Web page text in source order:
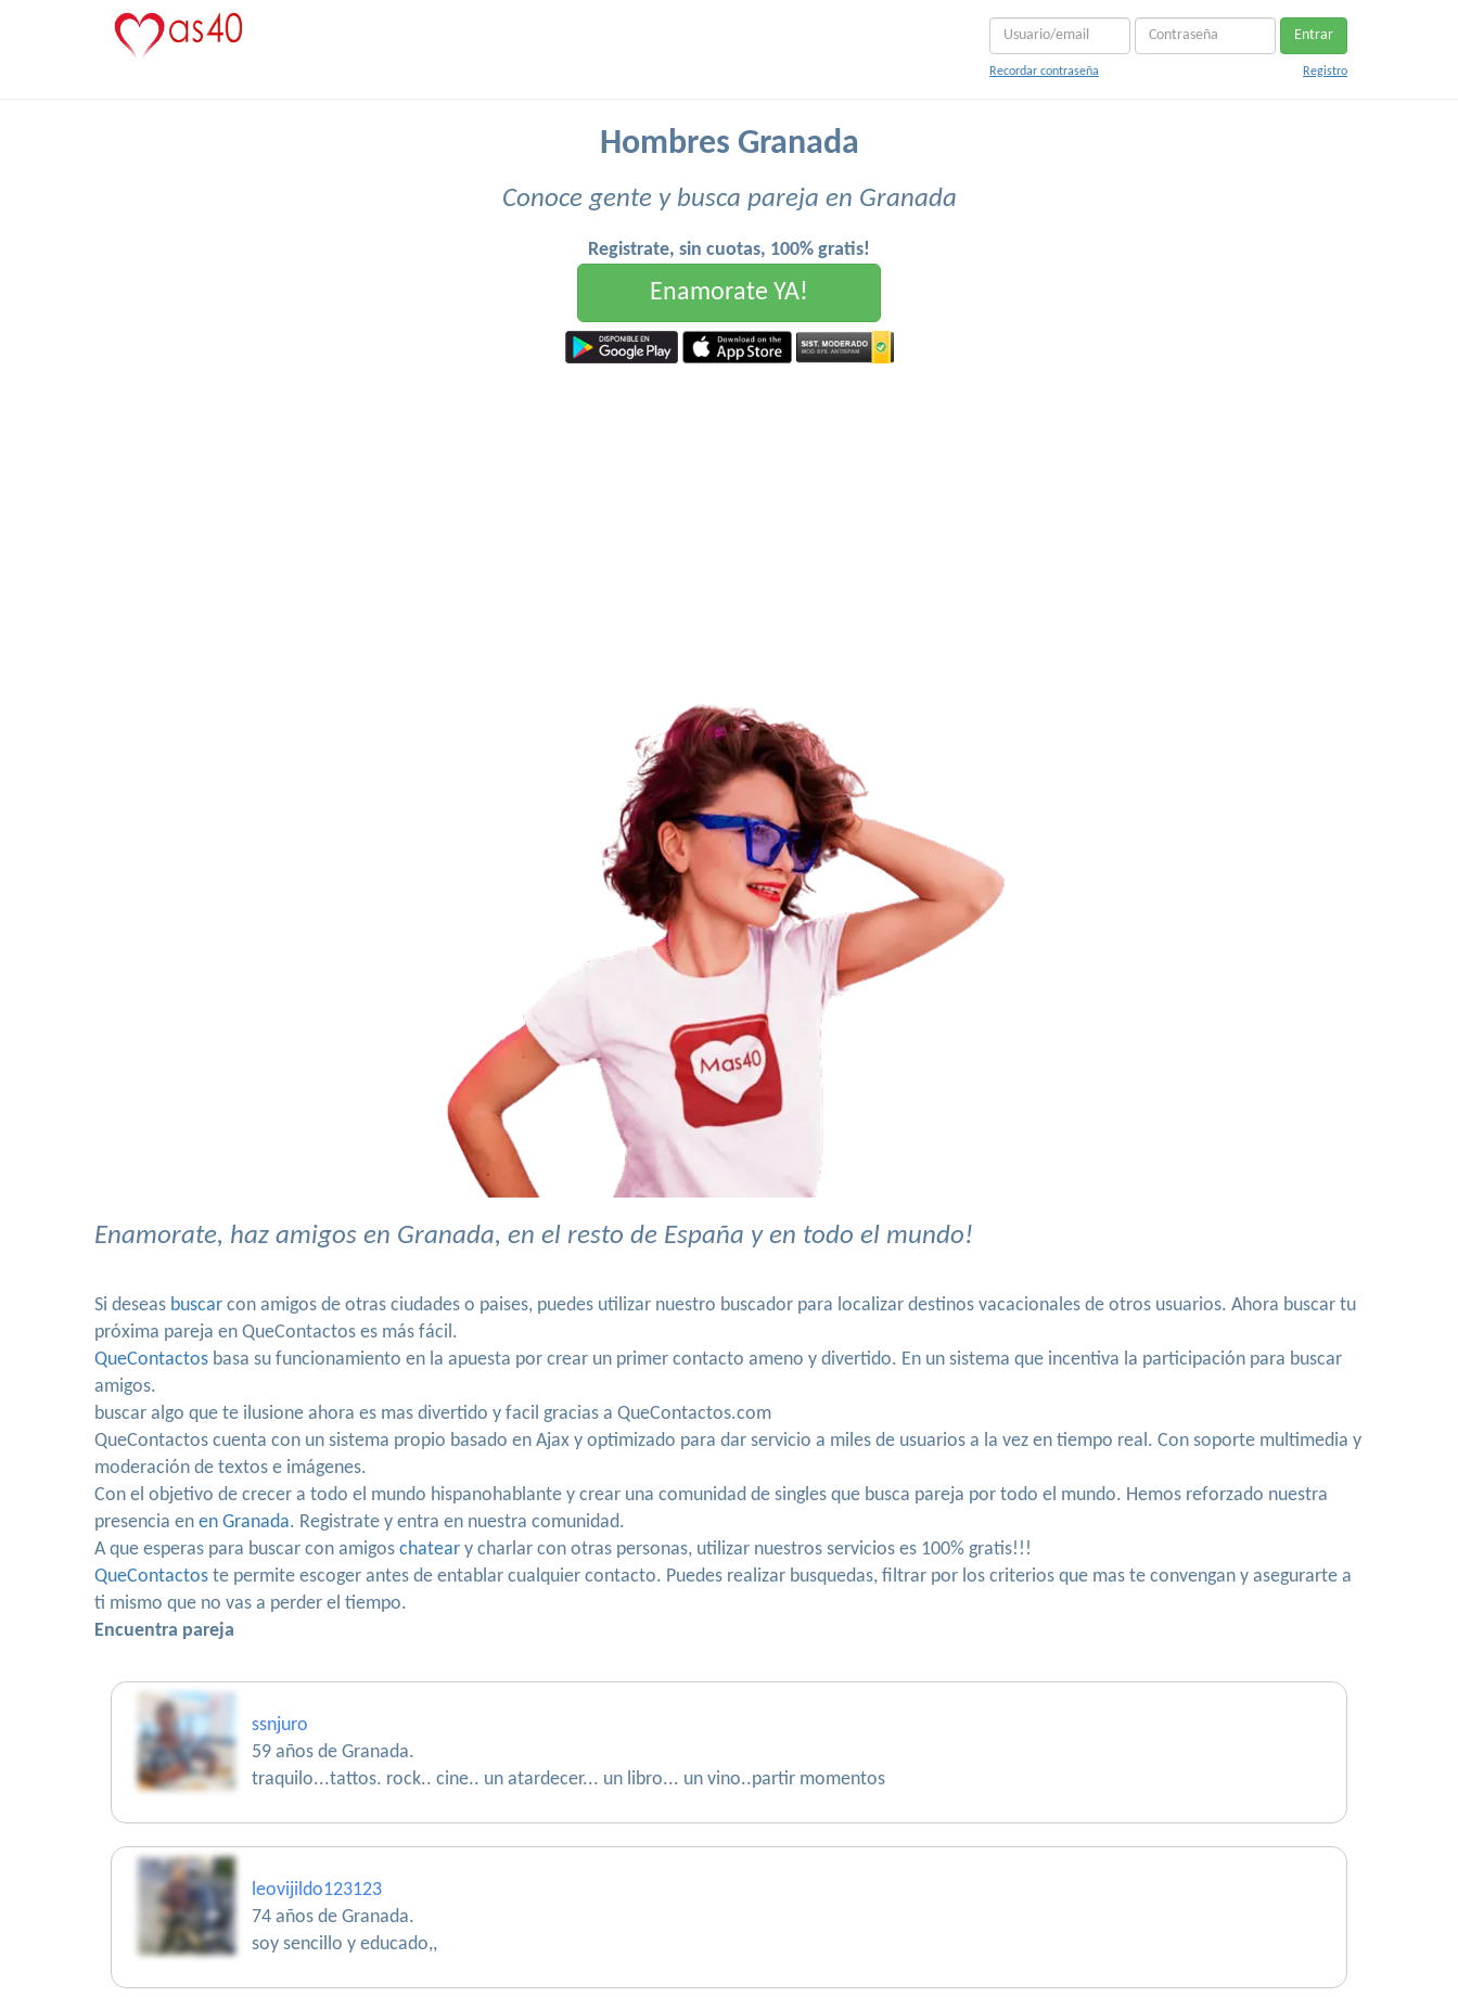
Entrar
Recordar contraseña Registro
Hombres Granada
Conoce gente y busca pareja en Granada
Registrate, sin cuotas, 100% gratis!
Enamorate YA!
Enamorate, haz amigos en Granada, en el resto de España y en todo el mundo!
Si deseas buscar con amigos de otras ciudades o paises, puedes utilizar nuestro buscador para localizar destinos vacacionales de otros usuarios. Ahora buscar tu
próxima pareja en QueContactos es más fácil.
QueContactos basa su funcionamiento en la apuesta por crear un primer contacto ameno y divertido. En un sistema que incentiva la participación para buscar
amigos.
buscar algo que te ilusione ahora es mas divertido y facil gracias a QueContactos.com
QueContactos cuenta con un sistema propio basado en Ajax y optimizado para dar servicio a miles de usuarios a la vez en tiempo real. Con soporte multimedia y
moderación de textos e imágenes.
Con el objetivo de crecer a todo el mundo hispanohablante y crear una comunidad de singles que busca pareja por todo el mundo. Hemos reforzado nuestra
presencia en en Granada. Registrate y entra en nuestra comunidad.
A que esperas para buscar con amigos chatear y charlar con otras personas, utilizar nuestros servicios es 100% gratis!!!
QueContactos te permite escoger antes de entablar cualquier contacto. Puedes realizar busquedas, filtrar por los criterios que mas te convengan y asegurarte a
ti mismo que no vas a perder el tiempo.
Encuentra pareja
ssnjuro
59 años de Granada.
traquilo...tattos. rock.. cine.. un atardecer... un libro... un vino..partir momentos
leovijildo123123
74 años de Granada.
soy sencillo y educado,,